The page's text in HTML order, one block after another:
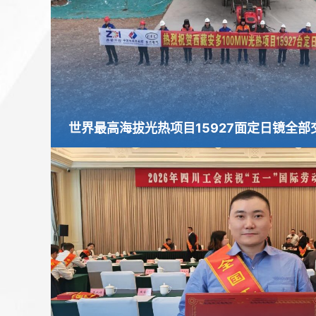
世界最高海拔光热项目15927面定日镜全部